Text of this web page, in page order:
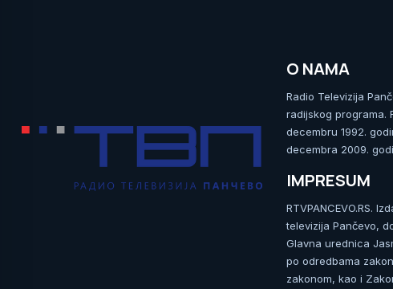
O NAMA
Radio Televizija
radijskog programa.
decembru 1992.
decembra 2009.
IMPRESUM
RTVPANCEVO.RS.
televizija Pančevo,
Glavna urednica
po odredbama
zakonom, kao i